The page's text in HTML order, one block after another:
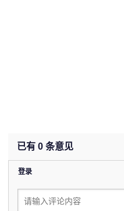
已有 0 条意见
登录